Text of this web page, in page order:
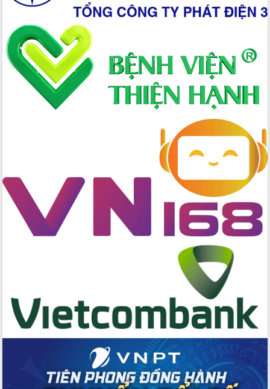
tâm đạt được mục tiêu tăng trưởng
hai con số trong năm 2026
Tổ chức trang trọng Lễ hội Đền thờ
Lương Văn Chánh năm 2026
Phó Bí thư Tỉnh ủy Đắk Lắk Đỗ Hữu
Huy giữ chức Bí thư Đảng ủy Ủy Ban
Nhân dân tỉnh
Bệnh án điện tử thúc đẩy chuyển đổi
Chương trình “Gặp gỡ hữu nghị –
Friendship Meeting New Year 2026”
Bầu cử Quốc hội và HĐND: Cử tri Đắk
Lắk gửi gắm niềm tin, kỳ vọng vào lá
Đảm bảo cuộc bầu cử đại biểu Quốc
hội và đại biểu HĐND các cấp diễn ra
an toàn, hiệu quả, đúng quy định
Thủ tướng Chính phủ Phạm Minh Chính
kiểm tra, chỉ đạo hoàn thành các dự
án cao tốc và thăm khu tái định cư tại